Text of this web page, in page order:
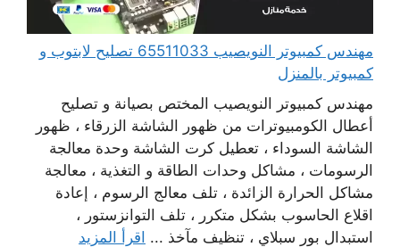
مهندس كمبيوتر النويصيب 65511033 تصليح لابتوب و
كمبيوتر بالمنزل
مهندس كمبيوتر النويصيب المختص بصيانة و تصليح
أعطال الكومبيوترات من ظهور الشاشة الزرقاء ، ظهور
الشاشة السوداء ، تعطيل كرت الشاشة وحدة معالجة
الرسومات ، مشاكل وحدات الطاقة و التغذية ، معالجة
مشاكل الحرارة الزائدة ، تلف معالج الرسوم ، إعادة
اقلاع الحاسوب بشكل متكرر ، تلف التوانزستور ،
استبدال بور سبلاي ، تنظيف مآخذ ... اقرأ المزيد